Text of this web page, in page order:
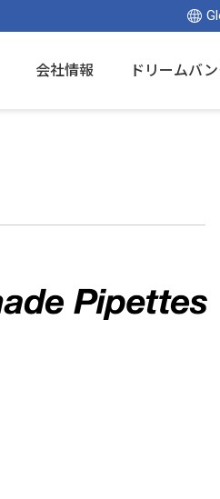
会社情報 ドリームバ